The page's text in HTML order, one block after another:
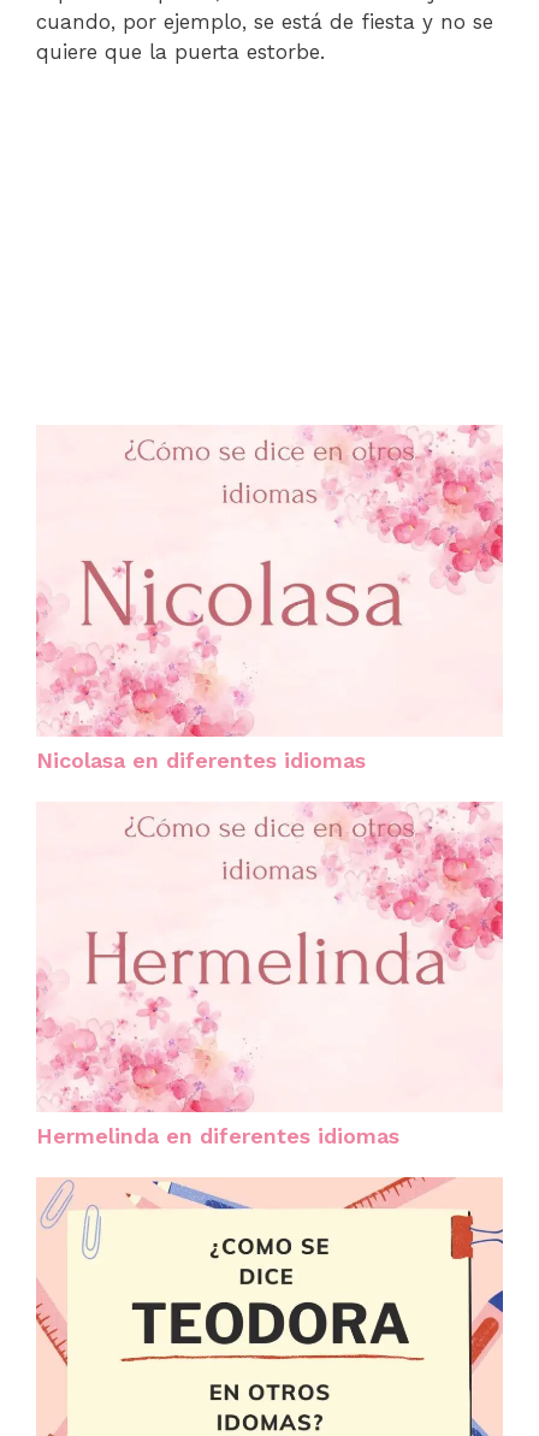
cuando, por ejemplo, se está de fiesta y no se
quiere que la puerta estorbe.
Nicolasa en diferentes idiomas
Hermelinda en diferentes idiomas